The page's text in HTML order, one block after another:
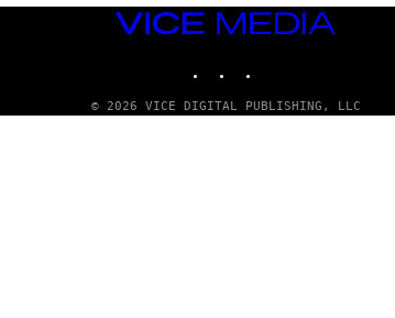
VICE
© 2026 VICE DIGITAL PUBLISHING, LLC